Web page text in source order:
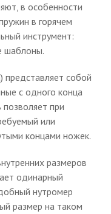
в особенности
в горячем
инструмент:
шаблоны.
представляет собой
с одного конца
при
или
концами ножек.
размеров
одинарный
нутромер
размер на таком